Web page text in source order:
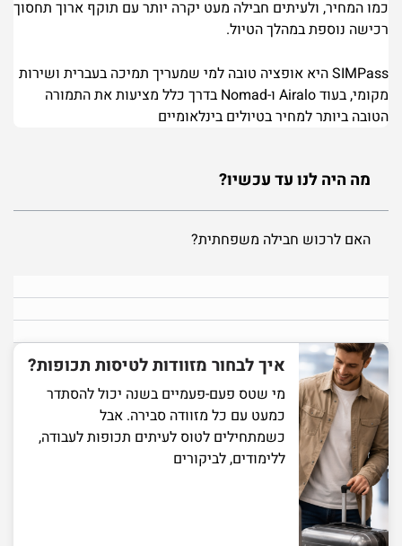
כמו המחיר, ולעיתים חבילה מעט יקרה יותר עם תוקף ארוך תחסוך
רכישה נוספת במהלך הטיול.
SIMPass היא אופציה טובה למי שמעריך תמיכה בעברית ושירות
מקומי, בעוד Airalo ו-Nomad בדרך כלל מציעות את התמורה
הטובה ביותר למחיר בטיולים בינלאומיים
מה היה לנו עד עכשיו?
האם לרכוש חבילה משפחתית?
איך לבחור מזוודות לטיסות תכופות?
מי שטס פעם-פעמיים בשנה יכול להסתדר
כמעט עם כל מזוודה סבירה. אבל
כשמתחילים לטוס לעיתים תכופות לעבודה,
ללימודים, לביקורים